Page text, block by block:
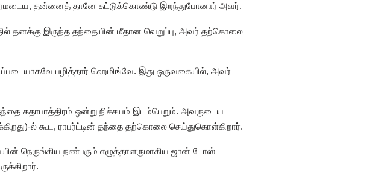
தன்னைத் தானே சுட்டுக்கொண்டு இறந்துபோனார் அவர்.
தனக்கு இருந்த தந்தையின் மீதான வெறுப்பு, அவர் தற்கொலை
பழித்தார் ஹெமிங்வே. இது ஒருவகையில், அவர்
கதாபாத்திரம் ஒன்று நிச்சயம் இடம்பெறும். அவருடைய
ல் கூட, ராபர்ட்டின் தந்தை தற்கொலை செய்துகொள்கிறார்.
நெருங்கிய நண்பரும் எழுத்தாளருமாகிய ஜான் டோஸ்